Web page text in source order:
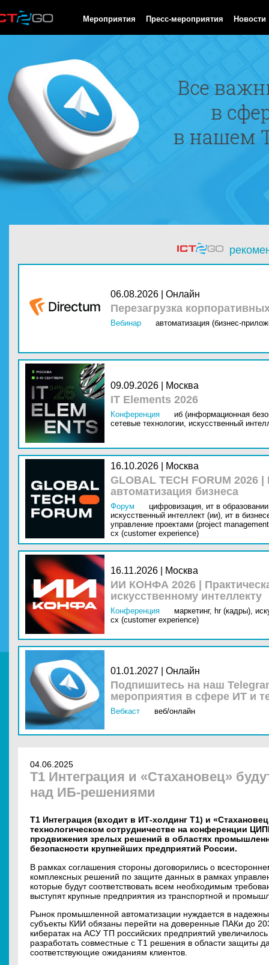
Мероприятия Пресс-мероприятия Новости
06.08.2026 | Онлайн
Перезагрузка
Вебинар автоматизация (бизнес-
09.09.2026 | Москва
IT Elements 2026
Конференция
иб (информационная
сетевые технологии, искусственный
16.10.2026 | Москва
GLOBAL TECH FORUM
автоматизация бизнеса
Форум цифровизация, ит в
искусственный интеллект (ии), ит в
управление проектами (project
cx (customer experience)
16.11.2026 | Москва
ИИ КОНФА 2026 |
искусственному интеллекту
Конференция маркетинг, hr (кадры),
cx (customer experience)
01.01.2027 | Онлайн
Подпишитесь на наш
мероприятия в сфере ИТ и
Вебкаст веб/онлайн
04.06.2025
Т1 Интеграция и «Стахановец»
над ИБ-решениями
Т1 Интеграция (входит в ИТ-холдинг Т1) и
технологическом сотрудничестве на конференции
продвижения зрелых решений в областях
безопасности крупнейших предприятий России.
В рамках соглашения стороны договорились о
комплексных решений по защите данных в рамках
которые будут соответствовать всем необходимым
выступят крупные предприятия из транспортной и
Рынок промышленной автоматизации нуждается в
субъекты КИИ обязаны перейти на доверенные ПАКи до
кибератак на АСУ ТП российских предприятий
разработать совместные с Т1 решения в области защиты
соответствующие ожиданиям клиентов.